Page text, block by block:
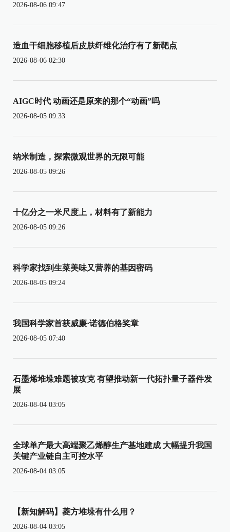
2026-08-06 09:47
造血干细胞移植后皮肤纤维化治疗有了新靶点
2026-08-06 02:30
AIGC时代 动画还是原来的那个“动画”吗
2026-08-05 09:33
纳米制造，探索微观世界的无限可能
2026-08-05 09:26
十亿分之一米尺度上，材料有了新能力
2026-08-05 09:26
科学家找到生菜美味又营养的基因密码
2026-08-05 09:24
我国科学家首获威廉·诺德伯格奖章
2026-08-05 07:40
石墨烯堆垛难题被攻克 有望推动新一代拓扑量子器件发
展
2026-08-04 03:05
全球单产最大高端聚乙烯醇生产基地建成 大幅提升我国
关键产业链自主可控水平
2026-08-04 03:05
【新知解码】菱方堆垛有什么用？
2026-08-04 03:05